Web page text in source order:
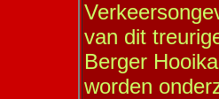
van dit
Berger
worden